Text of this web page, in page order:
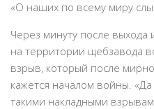
«О наших по всему миру
Через минуту после
на территории щебзавода
взрыв, который после
кажется началом войны.
такими накладными